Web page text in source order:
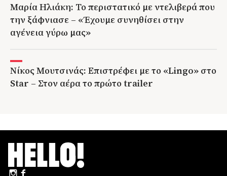
Μαρία Ηλιάκη: Το περιστατικό με ντελιβερά που
την ξάφνιασε – «Έχουμε συνηθίσει στην
αγένεια γύρω μας»
Νίκος Μουτσινάς: Επιστρέφει με το «Lingo» στο
Star – Στον αέρα το πρώτο trailer